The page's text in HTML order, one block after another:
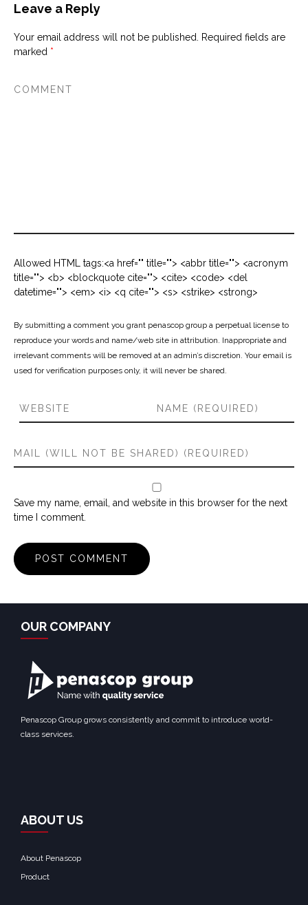
Leave a Reply
Your email address will not be published.
Required fields are
marked *
Allowed HTML tags:<a href="" title=""> <abbr title=""> <acronym
title=""> <b> <blockquote cite=""> <cite> <code> <del
datetime=""> <em> <i> <q cite=""> <s> <strike> <strong>
By submitting a comment you grant penascop group a perpetual license to
reproduce your words and name/web site in attribution. Inappropriate and
irrelevant comments will be removed at an admin’s discretion. Your email is
used for verification purposes only, it will never be shared.
Save my name, email, and website in this browser for the next
time I comment.
OUR COMPANY
Penascop Group grows consistently and commit to introduce world-
class services.
ABOUT US
About Penascop
Product